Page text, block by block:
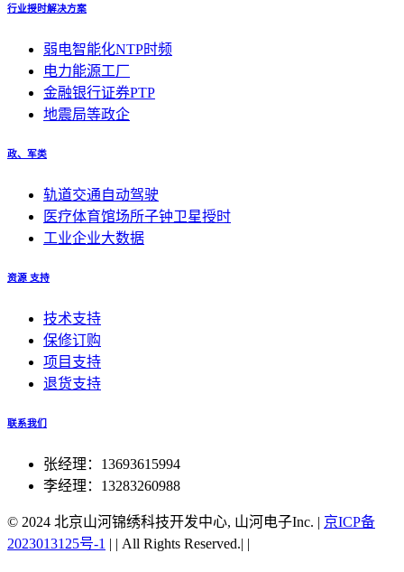
行业授时解决方案
弱电智能化NTP时频
电力能源工厂
金融银行证券PTP
地震局等政企
政、军类
轨道交通自动驾驶
医疗体育馆场所子钟卫星授时
工业企业大数据
资源 支持
技术支持
保修订购
项目支持
退货支持
联系我们
张经理：13693615994
李经理：13283260988
© 2024 北京山河锦绣科技开发中心, 山河电子Inc. | 京ICP备
2023013125号-1 | | All Rights Reserved.| |